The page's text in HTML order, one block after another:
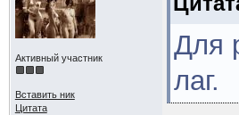
Активный участник
Вставить ник
Цитата
Для
лаг.